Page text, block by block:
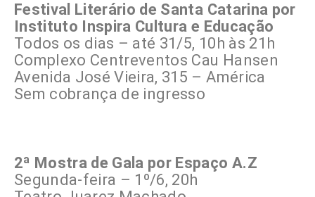
Festival Literário de Santa Catarina por
Instituto Inspira Cultura e Educação
Todos os dias – até 31/5, 10h às 21h
Complexo Centreventos Cau Hansen
Avenida José Vieira, 315 – América
Sem cobrança de ingresso
2ª Mostra de Gala por Espaço A.Z
Segunda-feira – 1º/6, 20h